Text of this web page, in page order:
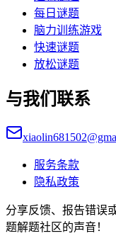
每日谜题
脑力训练游戏
快速谜题
放松谜题
与我们联系
服务条款
隐私政策
分享反馈、报告错误
题解题社区的声音！